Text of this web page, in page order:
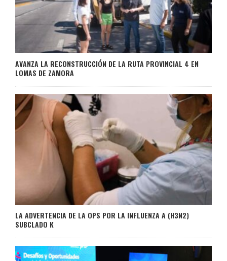
AVANZA LA RECONSTRUCCIÓN DE LA RUTA PROVINCIAL 4 EN
LOMAS DE ZAMORA
LA ADVERTENCIA DE LA OPS POR LA INFLUENZA A (H3N2)
SUBCLADO K